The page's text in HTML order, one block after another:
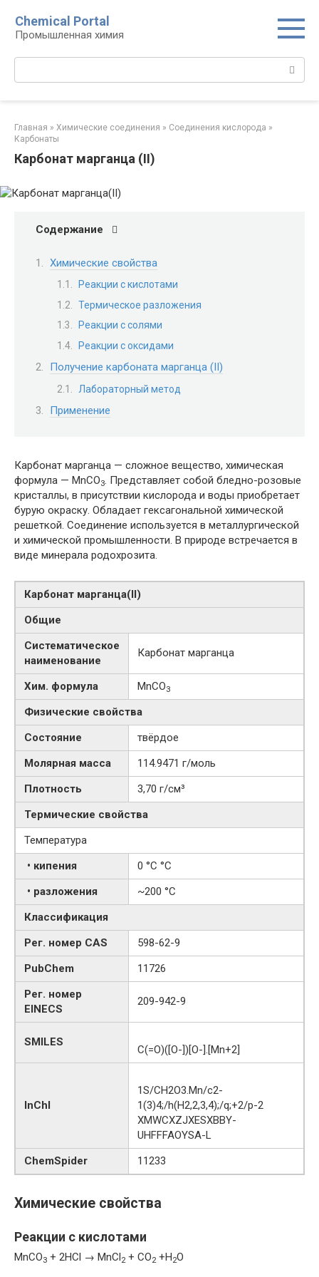
контенту
Chemical Portal
Промышленная химия
Главная » Химические соединения » Соединения кислорода‎ »
Карбонаты‎
Карбонат марганца (II)
Содержание
Химические свойства
Реакции с кислотами
Термическое разложения
Реакции с солями
Реакции с оксидами
Получение карбоната марганца (II)
Лабораторный метод
Применение
Карбонат марганца — сложное вещество, химическая
формула — MnCO3. Представляет собой бледно-розовые
кристаллы, в присутствии кислорода и воды приобретает
бурую окраску. Обладает гексагональной химической
решеткой. Соединение используется в металлургической
и химической промышленности. В природе встречается в
виде минерала pодохрозита.
Карбонат марганца​(II)​
Общие
Систематическое
наименование
Карбонат марганца
Хим. формула MnCO3
Физические свойства
Состояние
твёрдое
Молярная масса
114.9471 г/моль
Плотность
3,70 г/см³
Термические свойства
Температура
• кипения
0 °C °C
• разложения
~200 °C
Классификация
Рег. номер CAS
598-62-9
PubChem
11726
Рег. номер
EINECS
209-942-9
SMILES
C(=O)([O-])[O-].[Mn+2]
InChI
1S/CH2O3.Mn/c2-
1(3)4;/h(H2,2,3,4);/q;+2/p-2
XMWCXZJXESXBBY-
UHFFFAOYSA-L
ChemSpider
11233
Химические свойства
Реакции с кислотами
MnCO3 + 2HCl → MnCl2 + CO2 +H2O